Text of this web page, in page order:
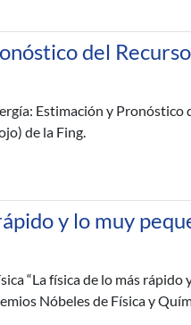
del
Estimación y Pronóstico
de la Fing.
y lo muy
“La física de lo más rápido
Nóbeles de Física y